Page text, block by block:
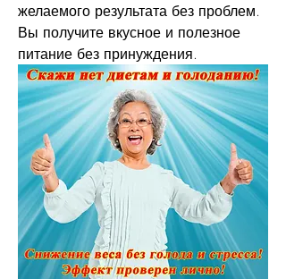
желаемого результата без проблем.
Вы получите вкусное и полезное
питание без принуждения.